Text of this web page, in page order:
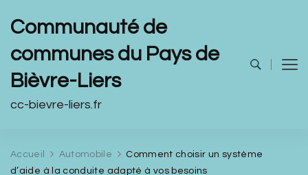
Communauté de
communes du Pays de
Bièvre-Liers
cc-bievre-liers.fr
Accueil Automobile
Comment choisir un système
d’aide à la conduite adapté à vos besoins